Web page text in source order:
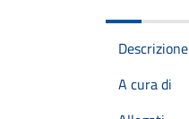
Descrizione
A cura di